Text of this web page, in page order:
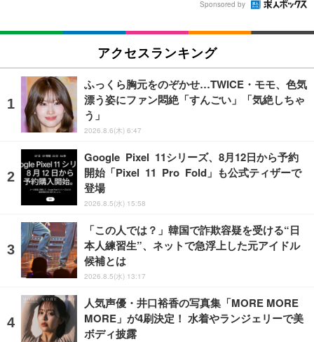
Sponsored by
アクセスランキング
ふっくら胸元をのぞかせ…TWICE・モモ、色気
漂う姿にファン悶絶「すんごい」「気絶しちゃ
う」
2026.8.6(木) 6:47
Google Pixel 11シリーズ、8月12日から予約
開始「Pixel 11 Pro Fold」も公式ティザーで
登場
2026.8.5(水) 15:58
「この人では？」韓国で詐欺容疑を受ける“日
本人練習生”、ネットで急浮上した元アイドル
候補とは
2026.8.5(水) 13:17
人気声優・井口裕香の写真集「MORE MORE
MORE」が4刷決定！ 水着やランジェリーで美
ボディ披露